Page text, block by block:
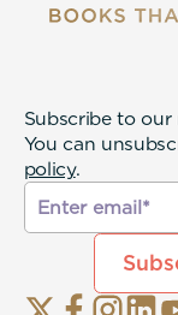
Subscribe to
You can
policy.